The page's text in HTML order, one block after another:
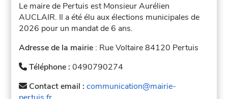
Le maire de Pertuis est Monsieur Aurélien
AUCLAIR. Il a été élu aux élections municipales de
2026 pour un mandat de 6 ans.
Adresse de la mairie : Rue Voltaire 84120 Pertuis
Téléphone :0490790274
Contact email :communication@mairie-